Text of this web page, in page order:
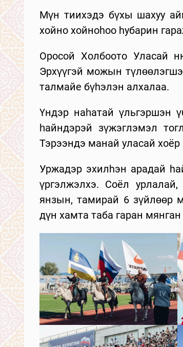
Мүн тиихэдэ бүхы шахуу
хойно хойноhоо hубарин
Оросой Холбоото Уласай
Эрхүүгэй можын
талмайе бүhэлэн алхалаа.
Үндэр наһатай үльгэршэн
һайндэрэй зүжэглэмэл
Тэрээндэ манай уласай хоёр
Уржадэр эхилhэн арадай
үргэлжэлхэ. Соёл
янзын, тамирай 6 зүйлөөр
дүн хамта таба гаран